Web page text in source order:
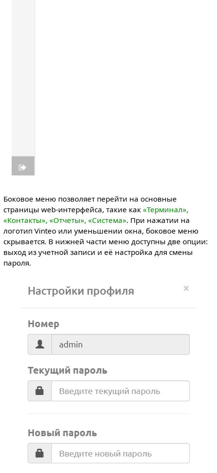
Боковое меню позволяет перейти на основные
страницы web-интерфейса, такие как «Терминал»,
«Контакты», «Отчеты», «Система». При нажатии на
логотип Vinteo или уменьшении окна, боковое меню
скрывается. В нижней части меню доступны две опции:
выход из учетной записи и её настройка для смены
пароля.